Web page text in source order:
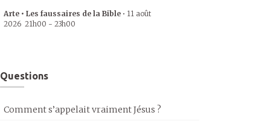
Arte • Les faussaires de la Bible • 11 août
2026 21h00 - 23h00
Questions
Comment s’appelait vraiment Jésus ?